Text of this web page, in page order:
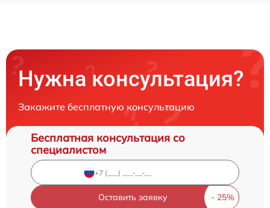
Нужна консультация?
Закажите бесплатную консультацию
Бесплатная консультация со
специалистом
Оставить заявку